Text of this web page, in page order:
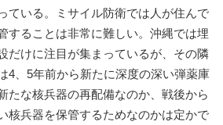
ている。ミサイル防衛では人が住んで
することは非常に難しい。沖縄では埋
だけに注目が集まっているが、その隣
4、5年前から新たに深度の深い弾薬庫
たな核兵器の再配備なのか、戦後から
核兵器を保管するためなのかは定かで